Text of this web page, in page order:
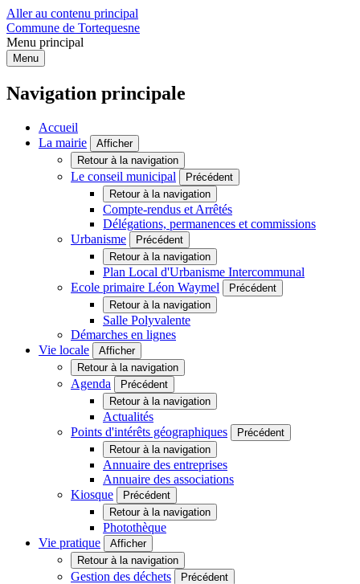
Aller au contenu principal
Commune de Tortequesne
Menu principal
Menu
Navigation principale
Accueil
La mairie
Afficher
Retour à la navigation
Le conseil municipal
Précédent
Retour à la navigation
Compte-rendus et Arrêtés
Délégations, permanences et commissions
Urbanisme
Précédent
Retour à la navigation
Plan Local d'Urbanisme Intercommunal
Ecole primaire Léon Waymel
Précédent
Retour à la navigation
Salle Polyvalente
Démarches en lignes
Vie locale
Afficher
Retour à la navigation
Agenda
Précédent
Retour à la navigation
Actualités
Points d'intérêts géographiques
Précédent
Retour à la navigation
Annuaire des entreprises
Annuaire des associations
Kiosque
Précédent
Retour à la navigation
Photothèque
Vie pratique
Afficher
Retour à la navigation
Gestion des déchets
Précédent